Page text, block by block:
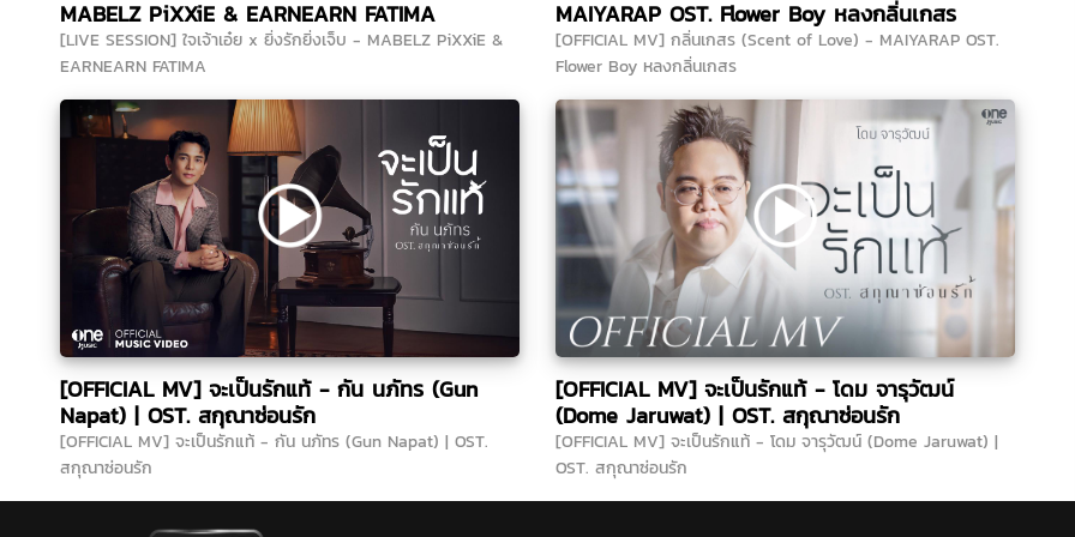
MABELZ PiXXiE & EARNEARN FATIMA
[LIVE SESSION] ใจเจ้าเอ๋ย x ยิ่งรักยิ่งเจ็บ - MABELZ PiXXiE &
EARNEARN FATIMA
MAIYARAP OST. Flower Boy หลงกลิ่นเกสร
[OFFICIAL MV] กลิ่นเกสร (Scent of Love) - MAIYARAP OST.
Flower Boy หลงกลิ่นเกสร
[OFFICIAL MV] จะเป็นรักแท้ - กัน นภัทร (Gun
Napat) | OST. สกุณาซ่อนรัก
[OFFICIAL MV] จะเป็นรักแท้ - กัน นภัทร (Gun Napat) | OST.
สกุณาซ่อนรัก
[OFFICIAL MV] จะเป็นรักแท้ - โดม จารุวัฒน์
(Dome Jaruwat) | OST. สกุณาซ่อนรัก
[OFFICIAL MV] จะเป็นรักแท้ - โดม จารุวัฒน์ (Dome Jaruwat) |
OST. สกุณาซ่อนรัก